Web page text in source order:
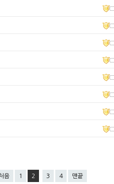
음 1 2 3 4 맨끝